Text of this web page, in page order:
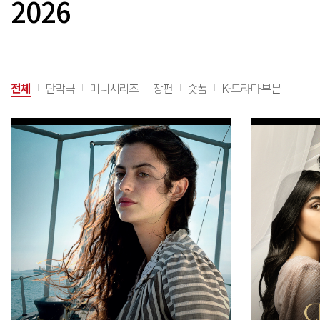
2026
전체 단막극 미니시리즈 장편 숏폼 K-드라마부문